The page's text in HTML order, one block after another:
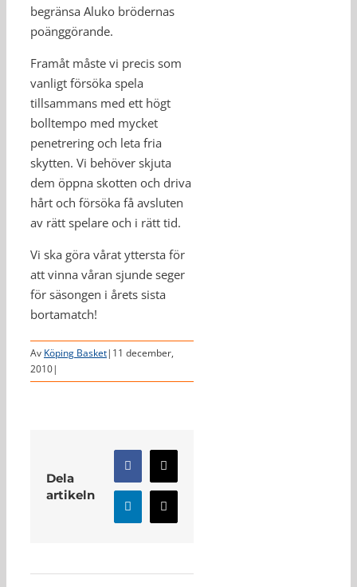
begränsa Aluko brödernas
poänggörande.
Framåt måste vi precis som
vanligt försöka spela
tillsammans med ett högt
bolltempo med mycket
penetrering och leta fria
skytten. Vi behöver skjuta
dem öppna skotten och driva
hårt och försöka få avsluten
av rätt spelare och i rätt tid.
Vi ska göra vårat yttersta för
att vinna våran sjunde seger
för säsongen i årets sista
bortamatch!
Av Köping Basket| 11 december,
2010|
Dela
artikeln
Facebook
X
LinkedInE-
post